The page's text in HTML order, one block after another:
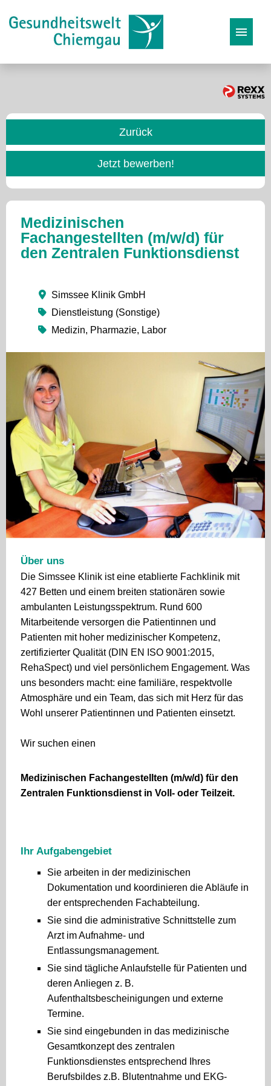
Karriereseite
Initiativbewerbung
Zurück
Jetzt bewerben!
Medizinischen
Fachangestellten (m/w/d) für
den Zentralen Funktionsdienst
Simssee Klinik GmbH
Dienstleistung (Sonstige)
Medizin, Pharmazie, Labor
Über uns
Die Simssee Klinik ist eine etablierte Fachklinik mit
427 Betten und einem breiten stationären sowie
ambulanten Leistungsspektrum. Rund 600
Mitarbeitende versorgen die Patientinnen und
Patienten mit hoher medizinischer Kompetenz,
zertifizierter Qualität (DIN EN ISO 9001:2015,
RehaSpect) und viel persönlichem Engagement. Was
uns besonders macht: eine familiäre, respektvolle
Atmosphäre und ein Team, das sich mit Herz für das
Wohl unserer Patientinnen und Patienten einsetzt.
Wir suchen einen
Medizinischen Fachangestellten (m/w/d) für den
Zentralen Funktionsdienst in Voll- oder Teilzeit.
Ihr Aufgabengebiet
Sie arbeiten in der medizinischen
Dokumentation und koordinieren die Abläufe in
der entsprechenden Fachabteilung.
Sie sind die administrative Schnittstelle zum
Arzt im Aufnahme- und
Entlassungsmanagement.
Sie sind tägliche Anlaufstelle für Patienten und
deren Anliegen z. B.
Aufenthaltsbescheinigungen und externe
Termine.
Sie sind eingebunden in das medizinische
Gesamtkonzept des zentralen
Funktionsdienstes entsprechend Ihres
Berufsbildes z.B. Blutentnahme und EKG-